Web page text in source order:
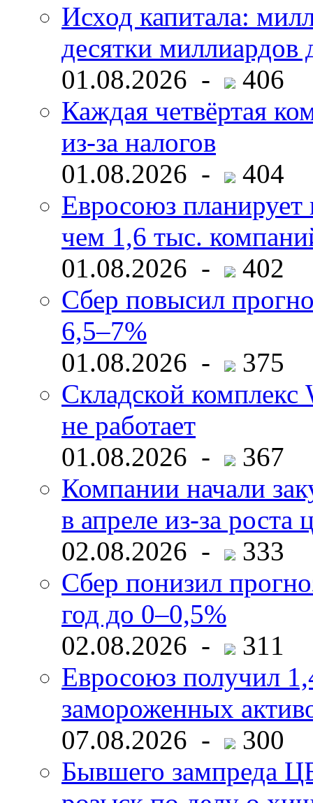
Исход капитала:
десятки миллиардов
01.08.2026 -
406
Каждая четвёртая
из-за налогов
01.08.2026 -
404
Евросоюз планирует
чем 1,6 тыс.
01.08.2026 -
402
Сбер повысил
6,5–7%
01.08.2026 -
375
Складской комплекс
не работает
01.08.2026 -
367
Компании начали
в апреле из-за роста
02.08.2026 -
333
Сбер понизил
год до 0–0,5%
02.08.2026 -
311
Евросоюз получил
замороженных
07.08.2026 -
300
Бывшего зампреда